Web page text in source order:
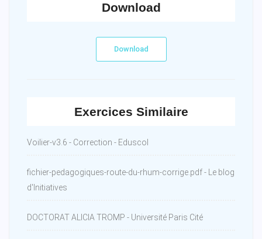
Download
Download
Exercices Similaire
Voilier-v3.6 - Correction - Eduscol
fichier-pedagogiques-route-du-rhum-corrige.pdf - Le blog
d'Initiatives
DOCTORAT ALICIA TROMP - Université Paris Cité